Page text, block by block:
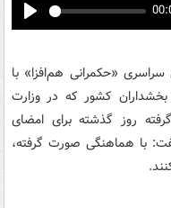
Play
«حکمرانی هم‌افزا» با
بخشداران کشور که در وزارت
روز گذشته برای امضای
با هماهنگی صورت گرفته،